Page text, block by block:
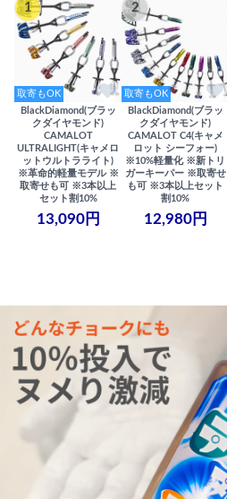
1
取寄もOK
BlackDiamond(ブラッ
クダイヤモンド)
CAMALOT
ULTRALIGHT(キャメロ
ットウルトラライト)
※革命的軽量モデル ※
取寄せも可 ※3本以上
セット割10%
13,090円
2
取寄もOK
BlackDiamond(ブラッ
クダイヤモンド)
CAMALOT C4(キャメ
ロット シーフォー)
※10%軽量化 ※新トリ
ガーキーパー ※取寄せ
も可 ※3本以上セット
割10%
12,980円